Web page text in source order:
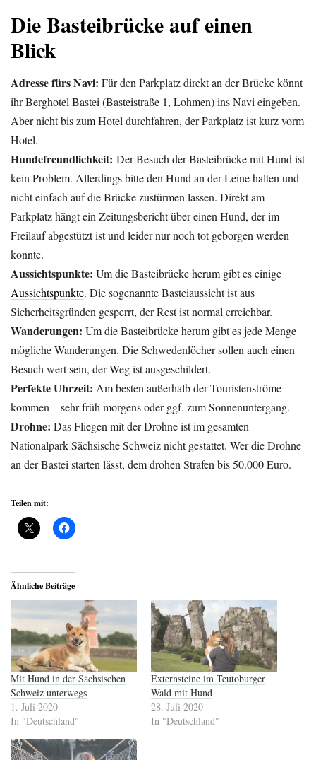
Die Basteibrücke auf einen
Blick
Adresse fürs Navi: Für den Parkplatz direkt an der Brücke könnt
ihr Berghotel Bastei (Basteistraße 1, Lohmen) ins Navi eingeben.
Aber nicht bis zum Hotel durchfahren, der Parkplatz ist kurz vorm
Hotel.
Hundefreundlichkeit: Der Besuch der Basteibrücke mit Hund ist
kein Problem. Allerdings bitte den Hund an der Leine halten und
nicht einfach auf die Brücke zustürmen lassen. Direkt am
Parkplatz hängt ein Zeitungsbericht über einen Hund, der im
Freilauf abgestützt ist und leider nur noch tot geborgen werden
konnte.
Aussichtspunkte: Um die Basteibrücke herum gibt es einige
Aussichtspunkte. Die sogenannte Basteiaussicht ist aus
Sicherheitsgründen gesperrt, der Rest ist normal erreichbar.
Wanderungen: Um die Basteibrücke herum gibt es jede Menge
mögliche Wanderungen. Die Schwedenlöcher sollen auch einen
Besuch wert sein, der Weg ist ausgeschildert.
Perfekte Uhrzeit: Am besten außerhalb der Touristenströme
kommen – sehr früh morgens oder ggf. zum Sonnenuntergang.
Drohne: Das Fliegen mit der Drohne ist im gesamten
Nationalpark Sächsische Schweiz nicht gestattet. Wer die Drohne
an der Bastei starten lässt, dem drohen Strafen bis 50.000 Euro.
Teilen mit:
Ähnliche Beiträge
Mit Hund in der Sächsischen
Schweiz unterwegs
1. Juli 2020
In "Deutschland"
Externsteine im Teutoburger
Wald mit Hund
28. Juli 2020
In "Deutschland"